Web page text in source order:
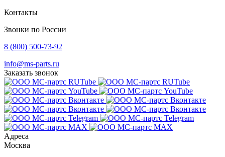
Контакты
Звонки по России
8 (800) 500-73-92
info@ms-parts.ru
Заказать звонок
Адреса
Москва